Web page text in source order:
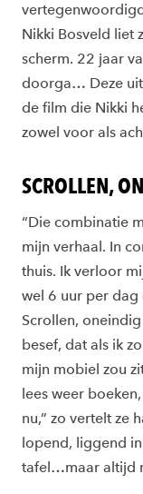
Nikki Bosveld liet
scherm. 22 jaar
doorga… Deze
de film die Nikki
zowel voor als
SCROLLEN,
“Die combinatie
mijn verhaal. In
thuis. Ik verloor
wel 6 uur per dag
Scrollen,
besef, dat als ik
mijn mobiel zou
lees weer
nu,” zo vertelt ze
lopend, liggend
tafel…maar altijd